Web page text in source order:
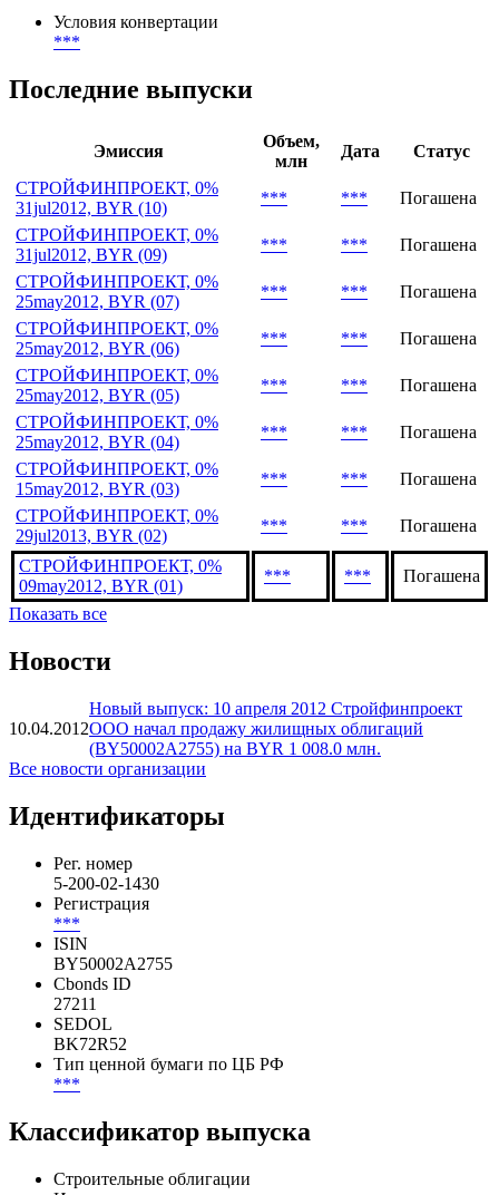
Условия конвертации
***
Последние выпуски
Эмиссия
Объем,
млн
Дата
Статус
СТРОЙФИНПРОЕКТ, 0%
31jul2012, BYR (10)
*** ***
Погашена
СТРОЙФИНПРОЕКТ, 0%
31jul2012, BYR (09)
*** ***
Погашена
СТРОЙФИНПРОЕКТ, 0%
25may2012, BYR (07)
*** ***
Погашена
СТРОЙФИНПРОЕКТ, 0%
25may2012, BYR (06)
*** ***
Погашена
СТРОЙФИНПРОЕКТ, 0%
25may2012, BYR (05)
*** ***
Погашена
СТРОЙФИНПРОЕКТ, 0%
25may2012, BYR (04)
*** ***
Погашена
СТРОЙФИНПРОЕКТ, 0%
15may2012, BYR (03)
*** ***
Погашена
СТРОЙФИНПРОЕКТ, 0%
29jul2013, BYR (02)
*** *** Погашена
СТРОЙФИНПРОЕКТ, 0%
09may2012, BYR (01)
*** ***
Погашена
Показать все
Новости
10.04.2012
Новый выпуск: 10 апреля 2012 Стройфинпроект
ООО начал продажу жилищных облигаций
(BY50002A2755) на BYR 1 008.0 млн.
Все новости организации
Идентификаторы
Рег. номер
5-200-02-1430
Регистрация
***
ISIN
BY50002A2755
Cbonds ID
27211
SEDOL
BK72R52
Тип ценной бумаги по ЦБ РФ
***
Классификатор выпуска
Строительные облигации